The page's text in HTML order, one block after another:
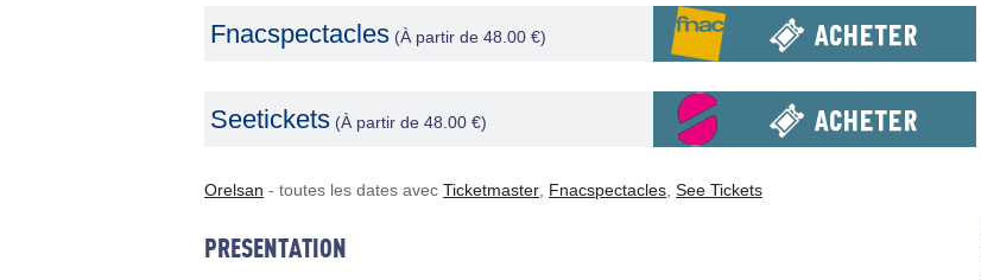
Fnacspectacles (À partir de 48.00 €)
Seetickets (À partir de 48.00 €)
Orelsan - toutes les dates avec Ticketmaster Fnacspectacles See Tickets
PRESENTATION